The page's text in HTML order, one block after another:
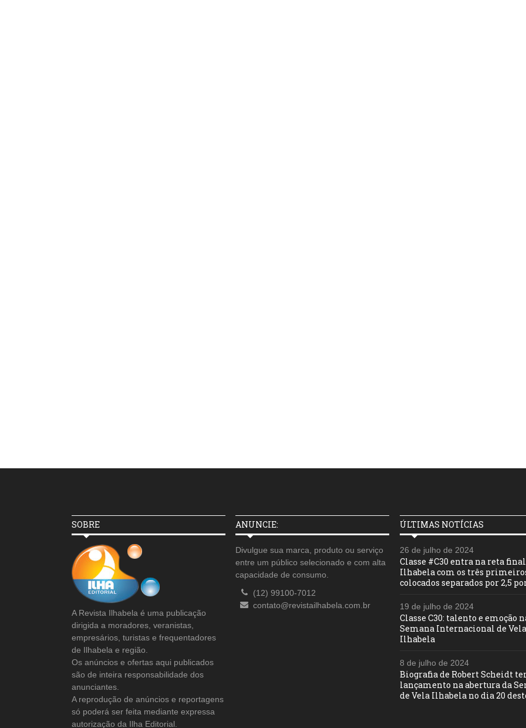
SOBRE
A Revista Ilhabela é uma publicação
dirigida a moradores, veranistas,
empresários, turistas e frequentadores
de Ilhabela e região.
Os anúncios e ofertas aqui publicados
são de inteira responsabilidade dos
anunciantes.
A reprodução de anúncios e reportagens
só poderá ser feita mediante expressa
autorização da Ilha Editorial.
ANUNCIE:
Divulgue sua marca, produto ou serviço
entre um público selecionado e com alta
capacidade de consumo.
(12) 99100-7012
contato@revistailhabela.com.br
ÚLTIMAS NOTÍCIAS
26 de julho de 2024
Classe #C30 entra na reta
Ilhabela com os três
colocados separados por 2,5
19 de julho de 2024
Classe C30: talento e emoção
Semana Internacional de
Ilhabela
8 de julho de 2024
Biografia de Robert Scheidt
lançamento na abertura da
de Vela Ilhabela no dia 20